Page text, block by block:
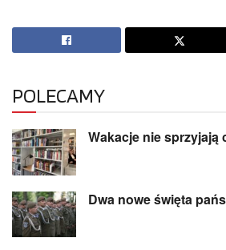
POLECAMY
Wakacje nie sprzyjają
Dwa nowe święta